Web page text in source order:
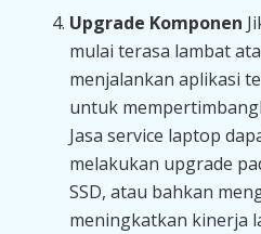
Upgrade Komponen
mulai terasa lambat
menjalankan aplikasi
untuk
Jasa service laptop
melakukan upgrade
SSD, atau bahkan
meningkatkan kinerja